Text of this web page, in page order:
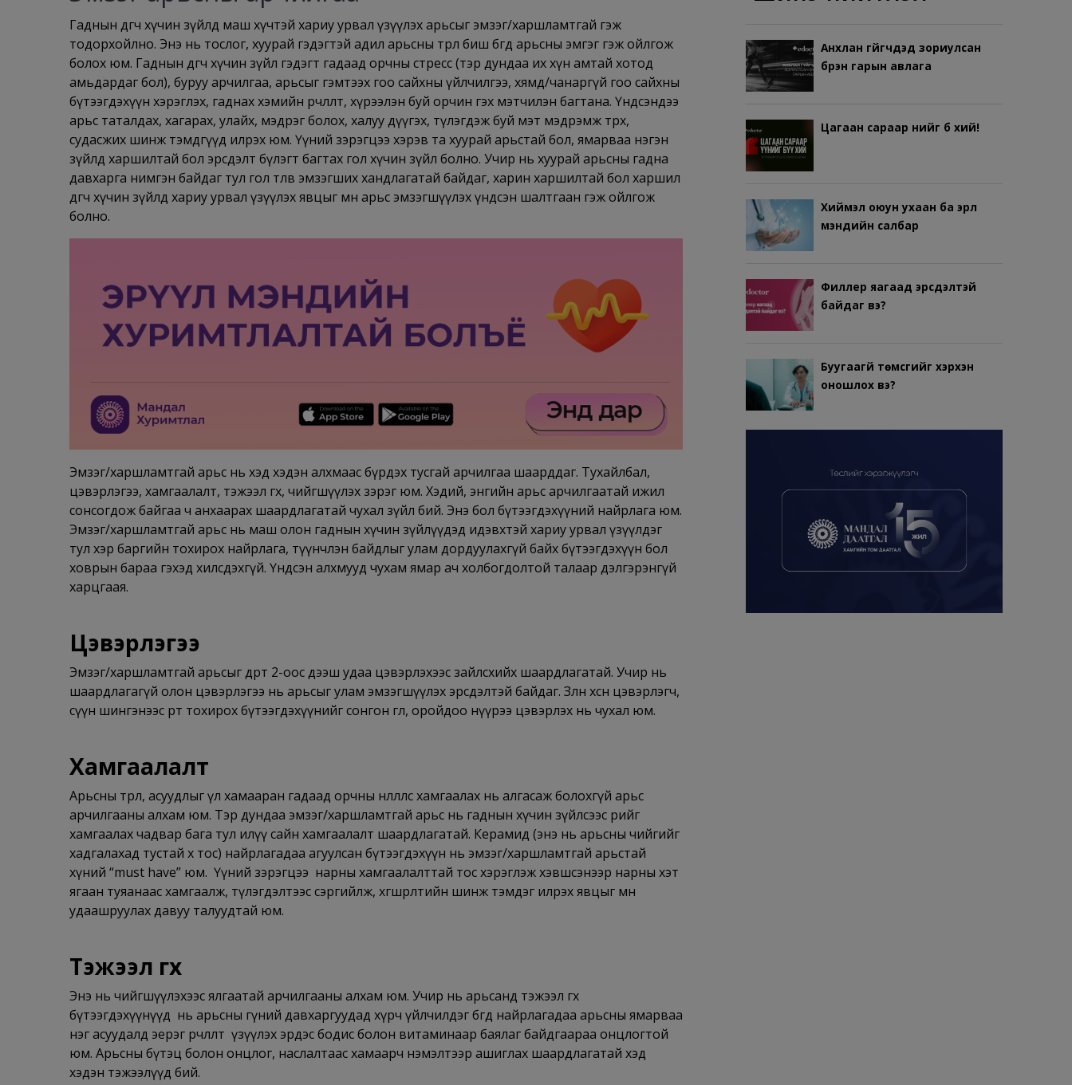
Гаднын өдөөгч хүчин зүйлд маш хүчтэй хариу урвал үзүүлэх арьсыг эмзэг/харшламтгай гэж
тодорхойлно. Энэ нь тослог, хуурай гэдэгтэй адил арьсны төрөл биш бөгөөд арьсны эмгэг гэж ойлгож
болох юм. Гаднын өдөөгч хүчин зүйл гэдэгт гадаад орчны стресс (тэр дундаа их хүн амтай хотод
амьдардаг бол), буруу арчилгаа, арьсыг гэмтээх гоо сайхны үйлчилгээ, хямд/чанаргүй гоо сайхны
бүтээгдэхүүн хэрэглэх, гаднах хэмийн өөрчлөлт, хүрээлэн буй орчин гэх мэтчилэн багтана. Үндсэндээ
арьс таталдах, хагарах, улайх, мэдрэг болох, халуу дүүгэх, түлэгдэж буй мэт мэдрэмж төрөх,
судасжих шинж тэмдгүүд илрэх юм. Үүний зэрэгцээ хэрэв та хуурай арьстай бол, ямарваа нэгэн
зүйлд харшилтай бол эрсдэлт бүлэгт багтах гол хүчин зүйл болно. Учир нь хуурай арьсны гадна
давхарга нимгэн байдаг тул гол төлөв эмзэгших хандлагатай байдаг, харин харшилтай бол харшил
өдөөгч хүчин зүйлд хариу урвал үзүүлэх явцыг мөн арьс эмзэгшүүлэх үндсэн шалтгаан гэж ойлгож
болно.
Эмзэг/харшламтгай арьс нь хэд хэдэн алхмаас бүрдэх тусгай арчилгаа шаарддаг. Тухайлбал,
цэвэрлэгээ, хамгаалалт, тэжээл өгөх, чийгшүүлэх зэрэг юм. Хэдий, энгийн арьс арчилгаатай ижил
сонсогдож байгаа ч анхаарах шаардлагатай чухал зүйл бий. Энэ бол бүтээгдэхүүний найрлага юм.
Эмзэг/харшламтгай арьс нь маш олон гаднын хүчин зүйлүүдэд идэвхтэй хариу урвал үзүүлдэг
тул хэр баргийн тохирох найрлага, түүнчлэн байдлыг улам дордуулахгүй байх бүтээгдэхүүн бол
ховрын бараа гэхэд хилсдэхгүй. Үндсэн алхмууд чухам ямар ач холбогдолтой талаар дэлгэрэнгүй
харцгаая.
Цэвэрлэгээ
Эмзэг/харшламтгай арьсыг өдөрт 2-оос дээш удаа цэвэрлэхээс зайлсхийх шаардлагатай. Учир нь
шаардлагагүй олон цэвэрлэгээ нь арьсыг улам эмзэгшүүлэх эрсдэлтэй байдаг. Зөөлөн хөөсөн цэвэрлэгч,
сүүн шингэнээс өөрт тохирох бүтээгдэхүүнийг сонгон өглөө, оройдоо нүүрээ цэвэрлэх нь чухал юм.
Хамгаалалт
Арьсны төрөл, асуудлыг үл хамааран гадаад орчны нөлөөллөөс хамгаалах нь алгасаж болохгүй арьс
арчилгааны алхам юм. Тэр дундаа эмзэг/харшламтгай арьс нь гаднын хүчин зүйлсээс өөрийгөө
хамгаалах чадвар бага тул илүү сайн хамгаалалт шаардлагатай. Керамид (энэ нь арьсны чийгийг
хадгалахад тустай өөх тос) найрлагадаа агуулсан бүтээгдэхүүн нь эмзэг/харшламтгай арьстай
хүний “must have” юм. Үүний зэрэгцээ нарны хамгаалалттай тос хэрэглэж хэвшсэнээр нарны хэт
ягаан туяанаас хамгаалж, түлэгдэлтээс сэргийлж, хөгшрөлтийн шинж тэмдэг илрэх явцыг мөн
удаашруулах давуу талуудтай юм.
Тэжээл өгөх
Энэ нь чийгшүүлэхээс ялгаатай арчилгааны алхам юм. Учир нь арьсанд тэжээл өгөх
бүтээгдэхүүнүүд нь арьсны гүний давхаргуудад хүрч үйлчилдэг бөгөөд найрлагадаа арьсны ямарваа
нэг асуудалд эерэг өөрчлөлт үзүүлэх эрдэс бодис болон витаминаар баялаг байдгаараа онцлогтой
юм. Арьсны бүтэц болон онцлог, наслалтаас хамаарч нэмэлтээр ашиглах шаардлагатай хэд
хэдэн тэжээлүүд бий.
Анхлан гүйгчдэд зориулсан
бүрэн гарын авлага
Цагаан сараар үүнийг бүү хий!
Хиймэл оюун ухаан ба эрүүл
мэндийн салбар
Филлер яагаад эрсдэлтэй
байдаг вэ?
Буугаагүй төмсгийг хэрхэн
оношлох вэ?